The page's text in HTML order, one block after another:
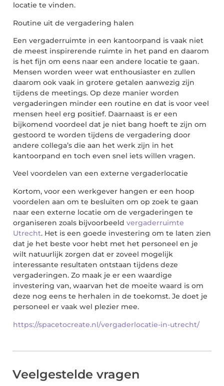
locatie te vinden.
Routine uit de vergadering halen
Een vergaderruimte in een kantoorpand is vaak niet
de meest inspirerende ruimte in het pand en daarom
is het fijn om eens naar een andere locatie te gaan.
Mensen worden weer wat enthousiaster en zullen
daarom ook vaak in grotere getalen aanwezig zijn
tijdens de meetings. Op deze manier worden
vergaderingen minder een routine en dat is voor veel
mensen heel erg positief. Daarnaast is er een
bijkomend voordeel dat je niet bang hoeft te zijn om
gestoord te worden tijdens de vergadering door
andere collega’s die aan het werk zijn in het
kantoorpand en toch even snel iets willen vragen.
Veel voordelen van een externe vergaderlocatie
Kortom, voor een werkgever hangen er een hoop
voordelen aan om te besluiten om op zoek te gaan
naar een externe locatie om de vergaderingen te
organiseren zoals bijvoorbeeld vergaderruimte
Utrecht. Het is een goede investering om te laten zien
dat je het beste voor hebt met het personeel en je
wilt natuurlijk zorgen dat er zoveel mogelijk
interessante resultaten ontstaan tijdens deze
vergaderingen. Zo maak je er een waardige
investering van, waarvan het de moeite waard is om
deze nog eens te herhalen in de toekomst. Je doet je
personeel er vaak wel plezier mee.
https://spacetocreate.nl/vergaderlocatie-in-utrecht/
Veelgestelde vragen